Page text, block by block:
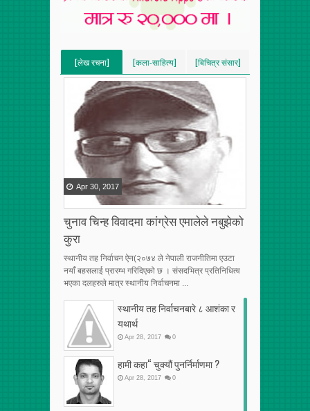
[लेख रचना]
[VERTICAL]
[RECENT][5]
[कला-साहित्य]
[VERTICAL]
[बिचित्र संसार]
[VERTICAL]
[RECENT][5]
चुनाव चिन्ह विवादमा कांग्रेस एमालेले नबुझेको
कुरा
Apr 30 2017
स्थानीय तह निर्वाचन ऐन(२०७४ ले नेपाली राजनीतिमा एउटा
नयाँ बहसलाई प्रारम्भ गरिदिएको छ । संसदभित्र प्रतिनिधित्व
भएका दलहरुले मात्र स्थानीय निर्वाचनमा ...
स्थानीय तह निर्वाचनबारे ८ आशंका र
यथार्थ
Apr 28 2017 0
हामी कहा“ चुक्यौं पुनर्निर्माणमा ?
Apr 28 2017 0